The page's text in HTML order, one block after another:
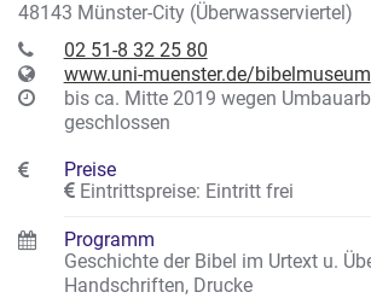
48143 Münster-City (Überwasserviertel)
02 51-8 32 25 80
www.uni-muenster.de/bibelmuseum
bis ca. Mitte 2019 wegen
geschlossen
Preise
Eintrittspreise: Eintritt frei
Programm
Geschichte der Bibel im Urtext u.
Handschriften, Drucke